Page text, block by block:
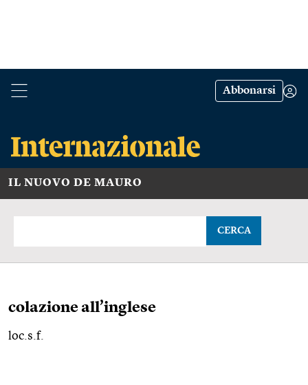
Abbonarsi
IL NUOVO DE MAURO
CERCA
colazione all’inglese
loc.s.f.